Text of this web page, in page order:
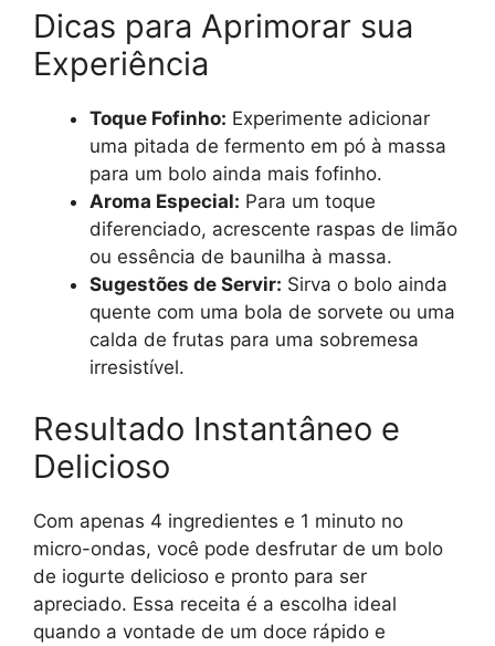
Dicas para Aprimorar sua
Experiência
Toque Fofinho: Experimente adicionar
uma pitada de fermento em pó à massa
para um bolo ainda mais fofinho.
Aroma Especial: Para um toque
diferenciado, acrescente raspas de limão
ou essência de baunilha à massa.
Sugestões de Servir: Sirva o bolo ainda
quente com uma bola de sorvete ou uma
calda de frutas para uma sobremesa
irresistível.
Resultado Instantâneo e
Delicioso
Com apenas 4 ingredientes e 1 minuto no
micro-ondas, você pode desfrutar de um bolo
de iogurte delicioso e pronto para ser
apreciado. Essa receita é a escolha ideal
quando a vontade de um doce rápido e